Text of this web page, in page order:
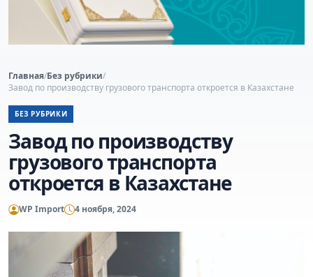
Главная/Без рубрики/
Завод по производству грузового транспорта откроется в Казахстане
БЕЗ РУБРИКИ
Завод по производству
грузового транспорта
откроется в Казахстане
WP Import 4 ноября, 2024